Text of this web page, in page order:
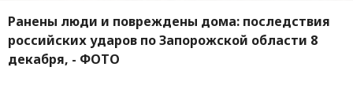
Ранены люди и повреждены дома: последствия
российских ударов по Запорожской области 8
декабря, - ФОТО